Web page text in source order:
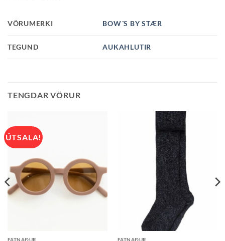
VÖRUMERKI BOW´S BY STÆR
TEGUND AUKAHLUTIR
TENGDAR VÖRUR
ÚTSALA!
FATNAÐUR FATNAÐUR